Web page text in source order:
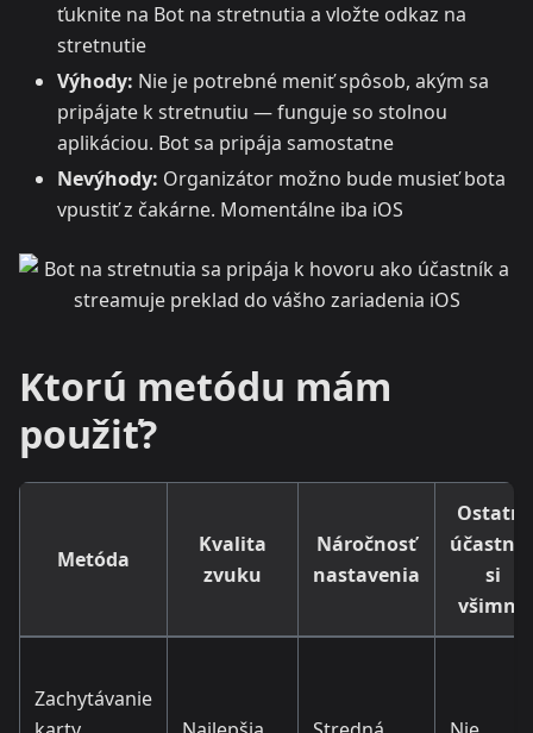
ťuknite na Bot na stretnutia a vložte odkaz na
stretnutie
Výhody: Nie je potrebné meniť spôsob, akým sa
pripájate k stretnutiu — funguje so stolnou
aplikáciou. Bot sa pripája samostatne
Nevýhody: Organizátor možno bude musieť bota
vpustiť z čakárne. Momentálne iba iOS
Ktorú metódu mám
použiť?
Metóda
Kvalita
zvuku
Náročnosť
nastavenia
Ostatní
si
všimnú
Zachytávanie